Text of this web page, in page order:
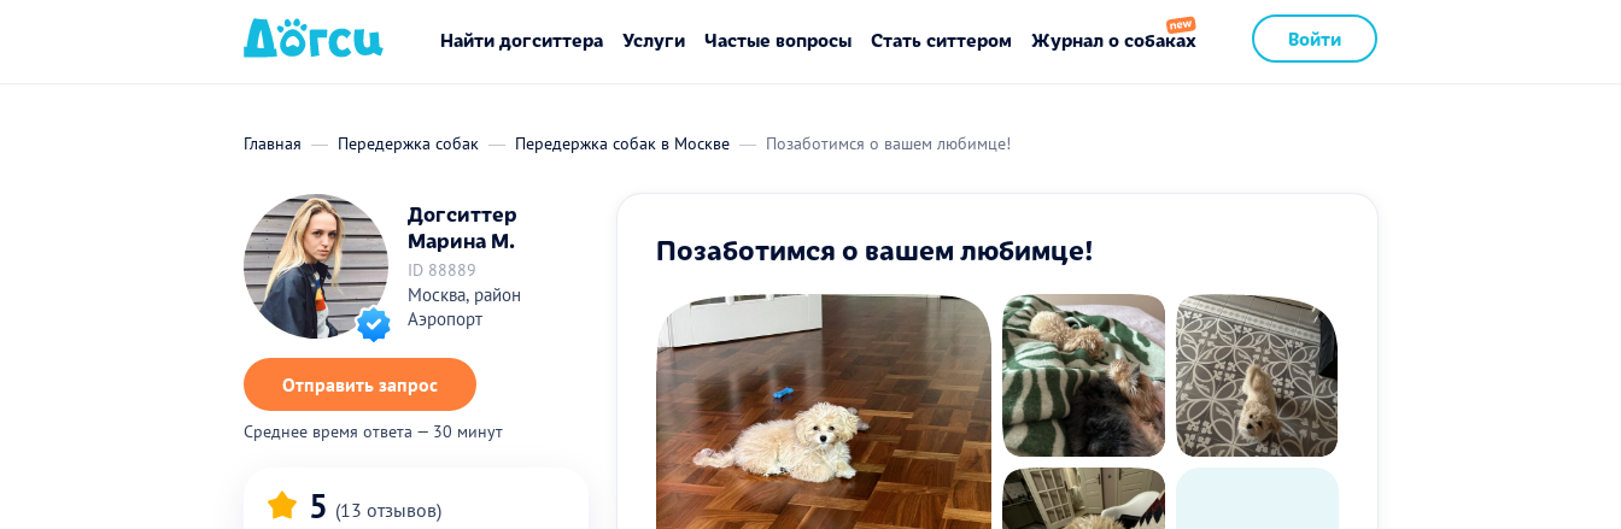
Войти
Найти догситтера Услуги Частые вопросы Стать ситтером Журнал о собаках
Главная Передержка собак Передержка собак в Москве Позаботимся о вашем любимце!
Догситтер
Марина М.
ID 88889
Москва, район
Аэропорт
Отправить запрос
Среднее время ответа — 30 минут
5 (13 отзывов)
Позаботимся о вашем любимце!